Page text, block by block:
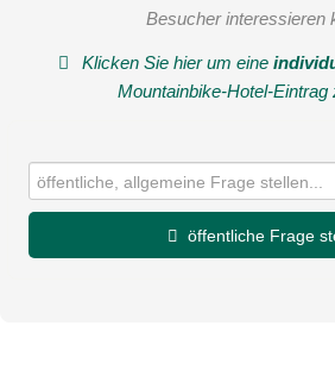
Besucher interessieren
Klicken Sie hier um eine
Mountainbike-Hotel-Eintrag
öffentliche Frage